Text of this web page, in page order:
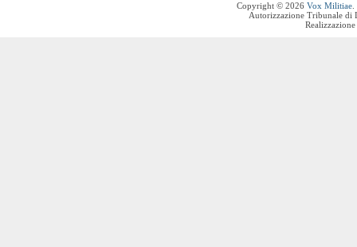
Copyright © 2026 Vox Militiae
Autorizzazione Tribunale di